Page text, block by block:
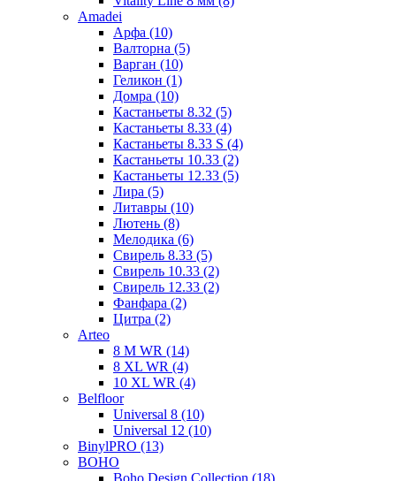
Amadei
Арфа (10)
Валторна (5)
Варган (10)
Геликон (1)
Домра (10)
Кастаньеты 8.32 (5)
Кастаньеты 8.33 (4)
Кастаньеты 8.33 S (4)
Кастаньеты 10.33 (2)
Кастаньеты 12.33 (5)
Лира (5)
Литавры (10)
Лютень (8)
Мелодика (6)
Свирель 8.33 (5)
Свирель 10.33 (2)
Свирель 12.33 (2)
Фанфара (2)
Цитра (2)
Arteo
8 M WR (14)
8 XL WR (4)
10 XL WR (4)
Belfloor
Universal 8 (10)
Universal 12 (10)
BinylPRO (13)
BOHO
Boho Design Collection (18)